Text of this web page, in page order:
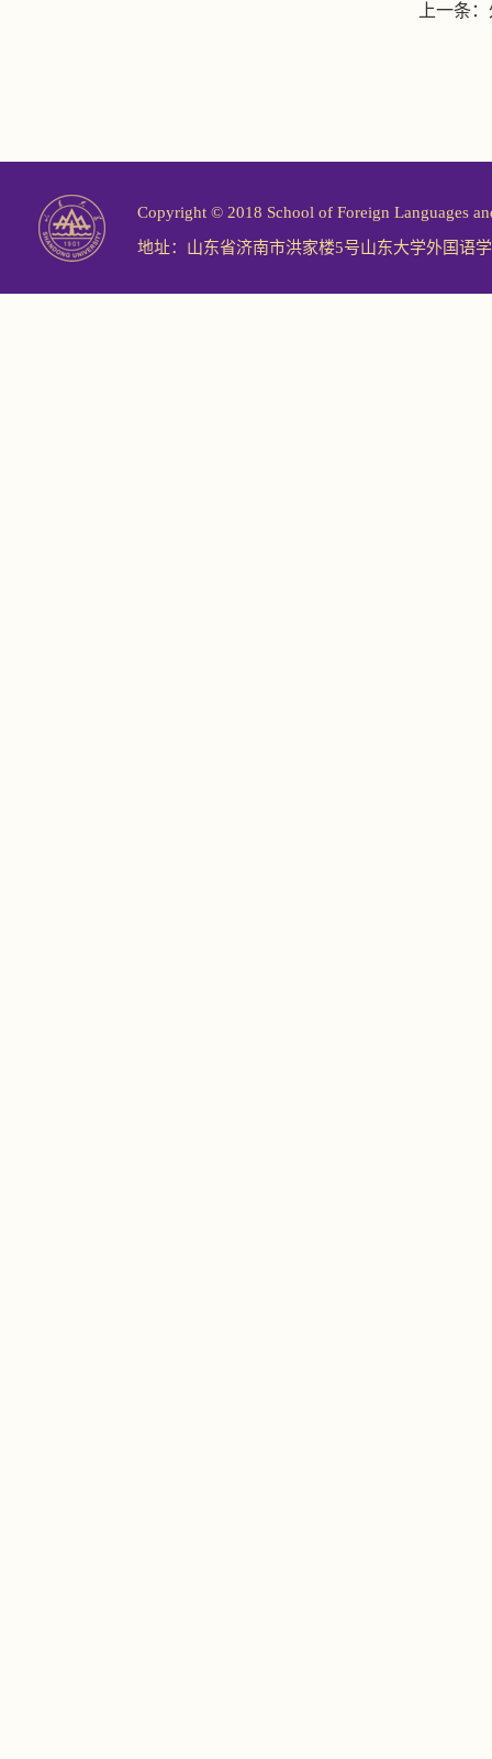
上一条：
Copyright © 2018 School of Foreign Languages
地址：山东省济南市洪家楼5号山东大学外国语